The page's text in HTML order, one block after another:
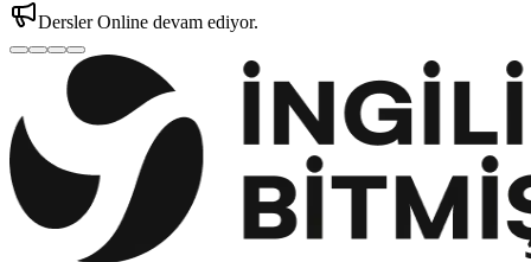
Dersler Online devam ediyor.